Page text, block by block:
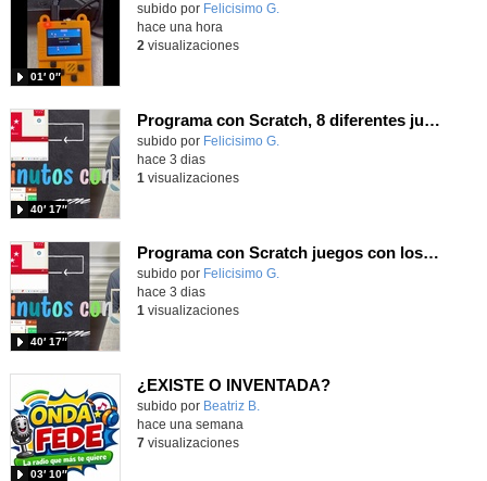
Contenido educativo.
subido por Felicisimo G.
01′ 0″
hace una hora
2 visualizaciones
Programa con Scratch, 8 diferentes juegos para vivir la emoción de los partidos de España en el mundial 2026
Contenido educativo.
subido por Felicisimo G.
40′ 17″
hace 3 dias
1 visualizaciones
Programa con Scratch juegos con los partidos del mundial 2026 ganados por España
Contenido educativo.
subido por Felicisimo G.
40′ 17″
hace 3 dias
1 visualizaciones
¿EXISTE O INVENTADA?
Contenido educativo.
subido por Beatriz B.
03′ 10″
hace una semana
7visualizaciones